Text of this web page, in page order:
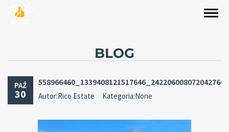
BLOG
PAŹ
30 Autor:Rico Estate Kategoria:None